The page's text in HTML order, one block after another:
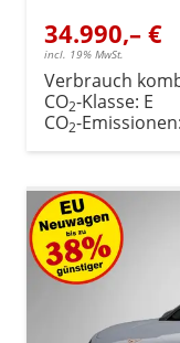
34.990,– €
incl. 19% MwSt.
Verbrauch
CO2-Klasse: E
CO2-Emissionen: